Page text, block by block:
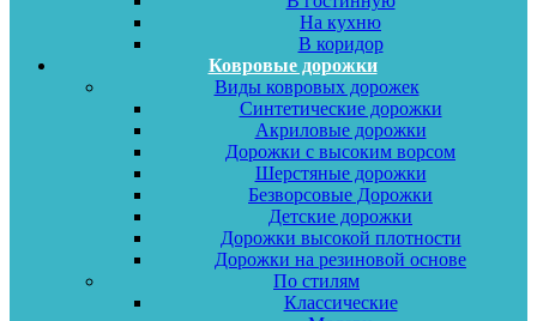
На кухню
В коридор
Ковровые дорожки
Виды ковровых дорожек
Синтетические дорожки
Акриловые дорожки
Дорожки с высоким ворсом
Шерстяные дорожки
Безворсовые Дорожки
Детские дорожки
Дорожки высокой плотности
Дорожки на резиновой основе
По стилям
Классические